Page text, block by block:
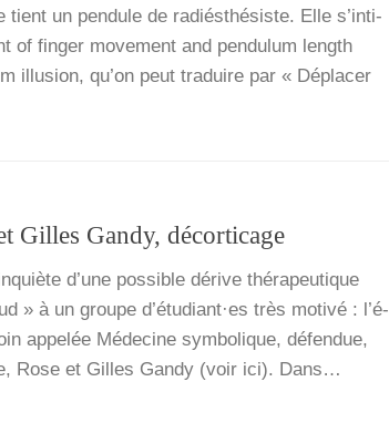
tient un pen­dule de radiés­thé­siste. Elle s’in­ti­
of fin­ger move­ment and pen­du­lum length
illu­sion, qu’on peut tra­duire par « Dépla­cer
Gilles Gandy, décorticage
d’une pos­sible dérive thé­ra­peu­tique
» à un groupe d’étudiant·es très moti­vé : l’é­
appe­lée Méde­cine sym­bo­lique, défen­due,
Rose et Gilles Gan­dy (voir ici). Dans…